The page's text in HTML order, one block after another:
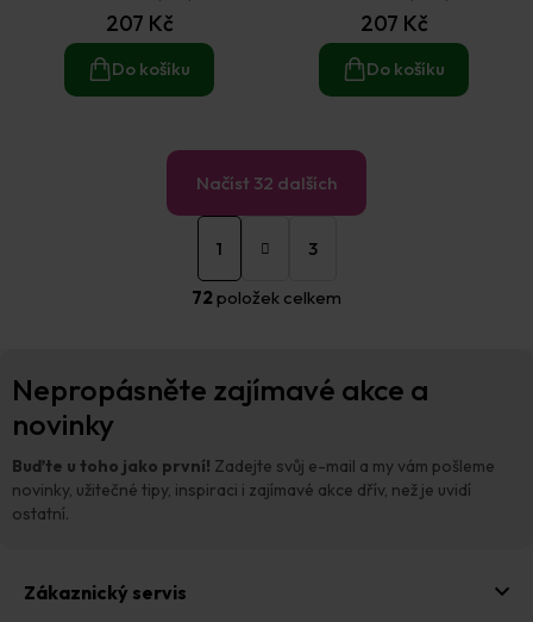
207 Kč
Do košíku
207 Kč
Do košíku
O
á
í
v
k
Načíst 32 dalších
S
t
n
á
n
1 3
72 položek celkem
Nepropásněte zajímavé akce a
novinky
Buďte u toho jako první! Zadejte svůj e-mail a my vám pošleme
novinky, užitečné tipy, inspiraci i zajímavé akce dřív, než je uvidí
ostatní.
Zákaznický servis